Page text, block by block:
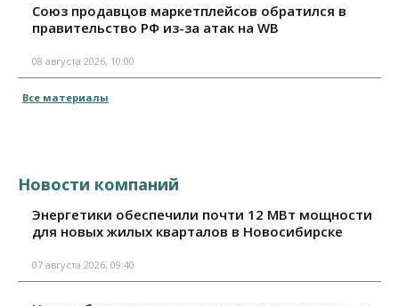
Союз продавцов маркетплейсов обратился в
правительство РФ из-за атак на WB
08 августа 2026, 10:00
Все материалы
Новости компаний
Энергетики обеспечили почти 12 МВт мощности
для новых жилых кварталов в Новосибирске
07 августа 2026, 09:40